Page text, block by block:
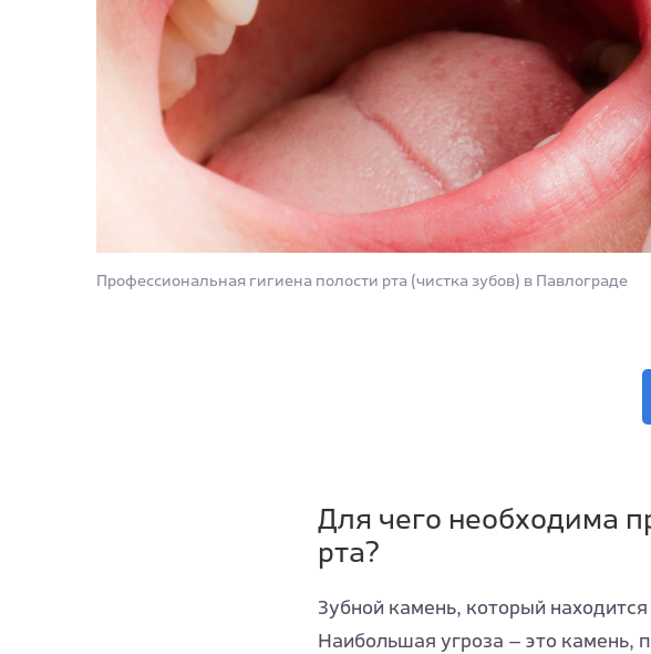
Профессиональная гигиена полости рта (чистка зубов) в Павлограде
Для чего необходима
рта?
Зубной камень, который
Наибольшая угроза — это камень,